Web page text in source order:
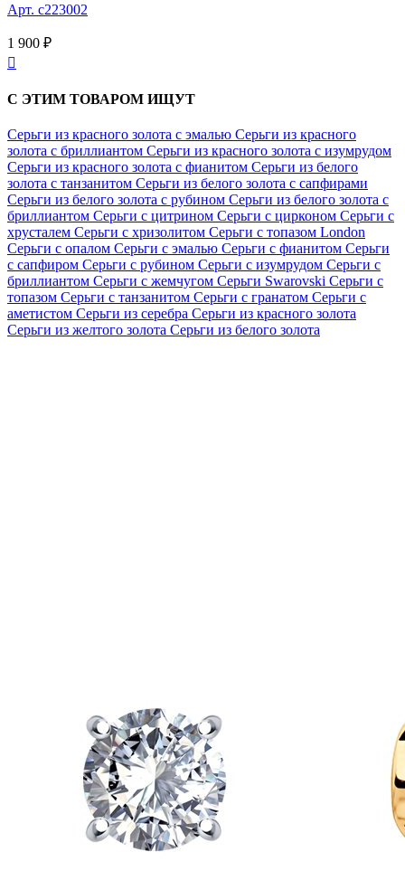
Арт. с223002
1 900 ₽

С ЭТИМ ТОВАРОМ ИЩУТ
Серьги из красного золота с эмалью Серьги из красного
золота с бриллиантом Серьги из красного золота с изумрудом
Серьги из красного золота с фианитом Серьги из белого
золота с танзанитом Серьги из белого золота с сапфирами
Серьги из белого золота с рубином Серьги из белого золота с
бриллиантом Серьги с цитрином Серьги с цирконом Серьги с
хрусталем Серьги с хризолитом Серьги с топазом London
Серьги с опалом Серьги с эмалью Серьги с фианитом Серьги
с сапфиром Серьги с рубином Серьги с изумрудом Серьги с
бриллиантом Серьги с жемчугом Серьги Swarovski Серьги с
топазом Серьги с танзанитом Серьги с гранатом Серьги с
аметистом Серьги из серебра Серьги из красного золота
Серьги из желтого золота Серьги из белого золота